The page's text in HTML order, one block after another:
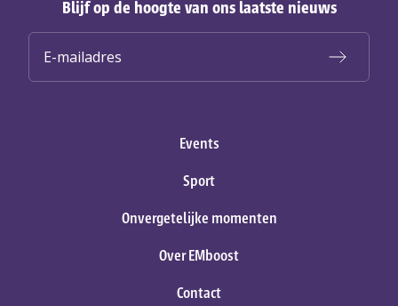
Events
Sport
Onvergetelijke momenten
Over EMboost
Contact
Blijf op de hoogte van ons laatste nieuws